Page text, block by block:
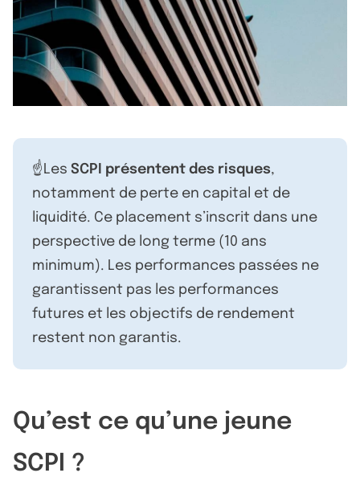
☝️Les SCPI présentent des risques,
notamment de perte en capital et de
liquidité. Ce placement s’inscrit dans une
perspective de long terme (10 ans
minimum). Les performances passées ne
garantissent pas les performances
futures et les objectifs de rendement
restent non garantis.
Qu’est ce qu’une jeune
SCPI ?